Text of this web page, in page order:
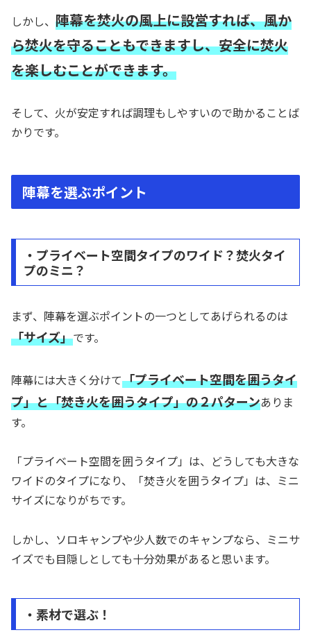
しかし、 陣幕を焚火の風上に設営すれば、風か
ら焚火を守ることもできますし、安全に焚火
を楽しむことができます。
そして、火が安定すれば調理もしやすいので助かることば
かりです。
陣幕を選ぶポイント
・プライベート空間タイプのワイド？焚火タイ
プのミニ？
まず、陣幕を選ぶポイントの一つとしてあげられるのは
「サイズ」です。
陣幕には大きく分けて「プライベート空間を囲うタイ
プ」と「焚き火を囲うタイプ」の２パターンありま
す。
「プライベート空間を囲うタイプ」は、どうしても大きな
ワイドのタイプになり、「焚き火を囲うタイプ」は、ミニ
サイズになりがちです。
しかし、ソロキャンプや少人数でのキャンプなら、ミニサ
イズでも目隠しとしても十分効果があると思います。
・素材で選ぶ！